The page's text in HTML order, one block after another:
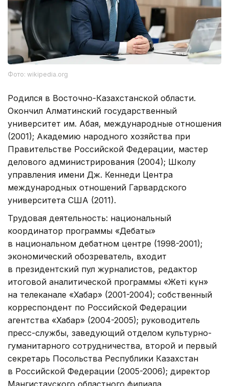
Фото: wikipedia.org
Родился в Восточно-Казахстанской области.
Окончил Алматинский государственный
университет им. Абая, международные отношения
(2001); Академию народного хозяйства при
Правительстве Российской Федерации, мастер
делового администрирования (2004); Школу
управления имени Дж. Кеннеди Центра
международных отношений Гарвардского
университета США (2011).
Трудовая деятельность: национальный
координатор программы «Дебаты»
в национальном дебатном центре (1998-2001);
экономический обозреватель, входит
в президентский пул журналистов, редактор
итоговой аналитической программы «Жеті күн»
на телеканале «Хабар» (2001-2004); собственный
корреспондент по Российской Федерации
агентства «Хабар» (2004-2005); руководитель
пресс-службы, заведующий отделом культурно-
гуманитарного сотрудничества, второй и первый
секретарь Посольства Республики Казахстан
в Российской Федерации (2005-2006); директор
Мангистауского областного филиала